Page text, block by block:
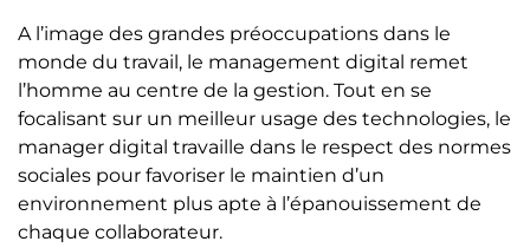
A l’image des grandes préoccupations dans le
monde du travail, le management digital remet
l’homme au centre de la gestion. Tout en se
focalisant sur un meilleur usage des technologies, le
manager digital travaille dans le respect des normes
sociales pour favoriser le maintien d’un
environnement plus apte à l’épanouissement de
chaque collaborateur.